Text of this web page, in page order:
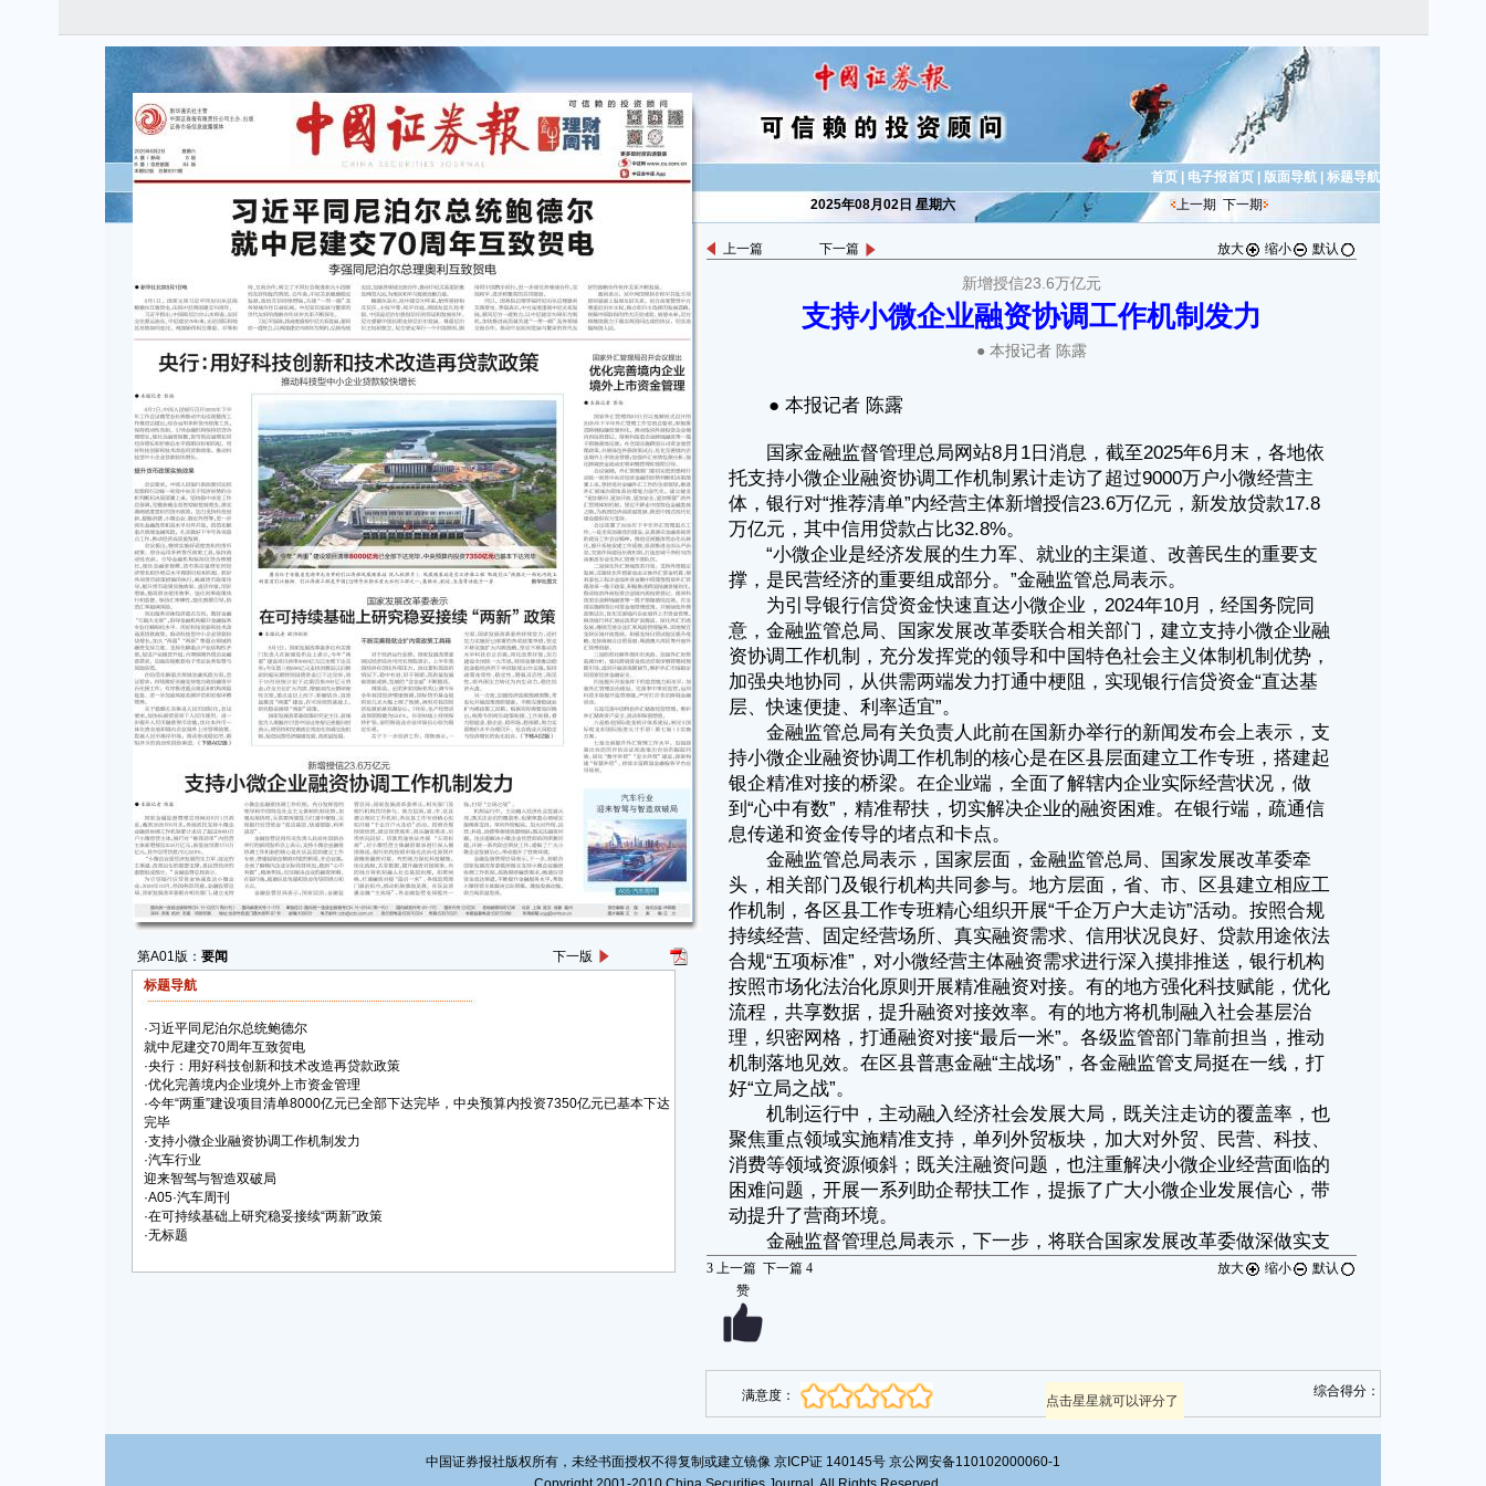
第A01版： 要闻
下一版
标题导航
·习近平同尼泊尔总统鲍德尔
就中尼建交70周年互致贺电
·央行：用好科技创新和技术改造再贷款政策
·优化完善境内企业境外上市资金管理
·今年“两重”建设项目清单8000亿元已全部下达完毕，中央预算内投资7350亿元已基本下达
完毕
·支持小微企业融资协调工作机制发力
·汽车行业
迎来智驾与智造双破局
·A05·汽车周刊
·在可持续基础上研究稳妥接续“两新”政策
·无标题
首页 电子报首页 版面导航
标题导航
2025年08月02日 星期六
上一期 下一期
上一篇 下一篇 放大 缩小 默认
新增授信23.6万亿元
支持小微企业融资协调工作机制发力
● 本报记者 陈露
● 本报记者 陈露
国家金融监督管理总局网站8月1日消息，截至2025年6月末，各地依
托支持小微企业融资协调工作机制累计走访了超过9000万户小微经营主
体，银行对“推荐清单”内经营主体新增授信23.6万亿元，新发放贷款17.8
万亿元，其中信用贷款占比32.8%。
“小微企业是经济发展的生力军、就业的主渠道、改善民生的重要支
撑，是民营经济的重要组成部分。”金融监管总局表示。
为引导银行信贷资金快速直达小微企业，2024年10月，经国务院同
意，金融监管总局、国家发展改革委联合相关部门，建立支持小微企业融
资协调工作机制，充分发挥党的领导和中国特色社会主义体制机制优势，
加强央地协同，从供需两端发力打通中梗阻，实现银行信贷资金“直达基
层、快速便捷、利率适宜”。
金融监管总局有关负责人此前在国新办举行的新闻发布会上表示，支
持小微企业融资协调工作机制的核心是在区县层面建立工作专班，搭建起
银企精准对接的桥梁。在企业端，全面了解辖内企业实际经营状况，做
到“心中有数”，精准帮扶，切实解决企业的融资困难。在银行端，疏通信
息传递和资金传导的堵点和卡点。
金融监管总局表示，国家层面，金融监管总局、国家发展改革委牵
头，相关部门及银行机构共同参与。地方层面，省、市、区县建立相应工
作机制，各区县工作专班精心组织开展“千企万户大走访”活动。按照合规
持续经营、固定经营场所、真实融资需求、信用状况良好、贷款用途依法
合规“五项标准”，对小微经营主体融资需求进行深入摸排推送，银行机构
按照市场化法治化原则开展精准融资对接。有的地方强化科技赋能，优化
流程，共享数据，提升融资对接效率。有的地方将机制融入社会基层治
理，织密网格，打通融资对接“最后一米”。各级监管部门靠前担当，推动
机制落地见效。在区县普惠金融“主战场”，各金融监管支局挺在一线，打
好“立局之战”。
机制运行中，主动融入经济社会发展大局，既关注走访的覆盖率，也
聚焦重点领域实施精准支持，单列外贸板块，加大对外贸、民营、科技、
消费等领域资源倾斜；既关注融资问题，也注重解决小微企业经营面临的
困难问题，开展一系列助企帮扶工作，提振了广大小微企业发展信心，带
动提升了营商环境。
金融监督管理总局表示，下一步，将联合国家发展改革委做深做实支
持小微企业融资协调工作机制，高效摸排融资需求，畅通信贷资金直达渠
道，不断提升金融服务水平，帮助小微经营主体解决实际困难，激发发展
3 上一篇 下一篇 4 放大 缩小
默认
赞
满意度： 点击星星就可以评分了
综合得分：
中国证券报社版权所有，未经书面授权不得复制或建立镜像 京ICP证 140145号 京公网安备110102000060-1